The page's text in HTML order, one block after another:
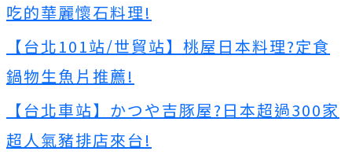
吃的華麗懷石料理!
【台北101站/世貿站】桃屋日本料理?定食
鍋物生魚片推薦!
【台北車站】かつや吉豚屋?日本超過300家
超人氣豬排店來台!